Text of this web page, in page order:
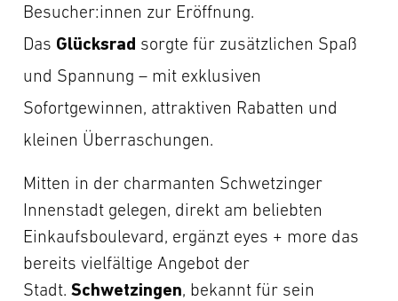
Besucher:innen zur Eröffnung.
Das Glücksrad sorgte für zusätzlichen Spaß
und Spannung – mit exklusiven
Sofortgewinnen, attraktiven Rabatten und
kleinen Überraschungen.
Mitten in der charmanten Schwetzinger
Innenstadt gelegen, direkt am beliebten
Einkaufsboulevard, ergänzt eyes + more das
bereits vielfältige Angebot der
Stadt. Schwetzingen, bekannt für sein